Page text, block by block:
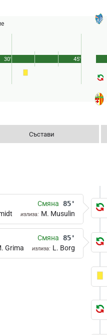
45'
30'
Състави
Смяна 85'
излиза: M. Musulin
Смяна 85'
Grima излиза: L. Borg